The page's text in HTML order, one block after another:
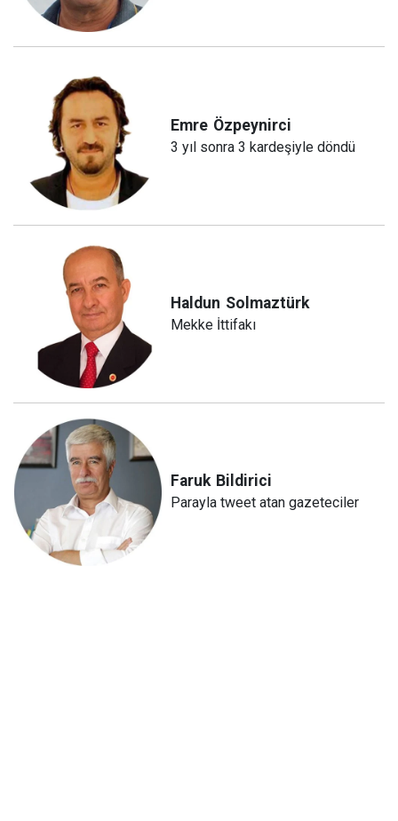
Emre Özpeynirci
3 yıl sonra 3 kardeşiyle döndü
Haldun Solmaztürk
Mekke İttifakı
Faruk Bildirici
Parayla tweet atan gazeteciler